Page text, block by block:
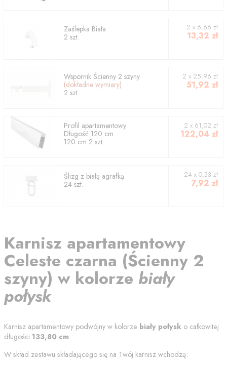
Zaślepka Biała
2 szt.
2 x 6,66 zł
13,32 zł
Wspornik Ścienny 2 szyny
(dokładne wymiary)
2 szt.
2 x 25,96 zł
51,92 zł
Profil apartamentowy
Długość 120 cm
120 cm 2 szt.
2 x 61,02 zł
122,04 zł
Ślizg z białą agrafką
24 szt.
24 x 0,33 zł
7,92 zł
Karnisz apartamentowy
Celeste czarna (Ścienny 2
szyny) w kolorze biały
połysk
Karnisz apartamentowy podwójny w kolorze biały połysk o całkowitej
długości 133,80 cm.
W skład zestawu składającego się na Twój karnisz wchodzą: